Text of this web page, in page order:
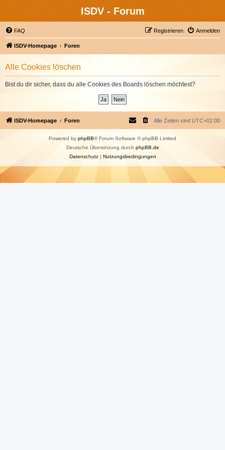
ISDV - Forum
FAQ Anmelden
Registrieren
ISDV-Homepage Foren
Alle Cookies löschen
Bist du dir sicher, dass du alle Cookies des Boards löschen möchtest?
ISDV-Homepage Foren Alle Zeiten sind UTC+02:00
Powered by phpBB® Forum Software © phpBB Limited
Deutsche Übersetzung durch phpBB.de
Datenschutz| Nutzungsbedingungen